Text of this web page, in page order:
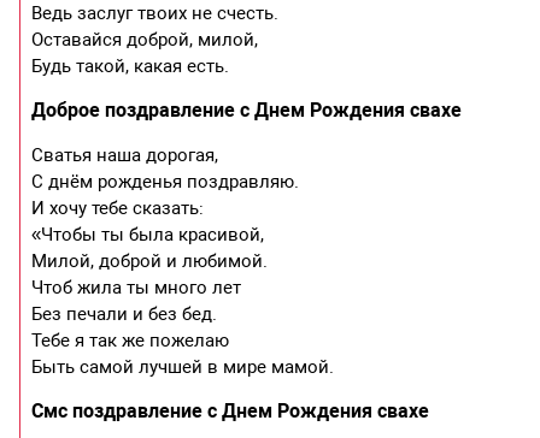
Ведь заслуг твоих не счесть.
Оставайся доброй, милой,
Будь такой, какая есть.
Доброе поздравление с Днем Рождения свахе
Сватья наша дорогая,
С днём рожденья поздравляю.
И хочу тебе сказать:
«Чтобы ты была красивой,
Милой, доброй и любимой.
Чтоб жила ты много лет
Без печали и без бед.
Тебе я так же пожелаю
Быть самой лучшей в мире мамой.
Смс поздравление с Днем Рождения свахе